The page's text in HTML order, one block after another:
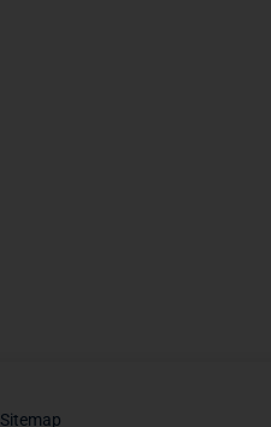
Sitemap